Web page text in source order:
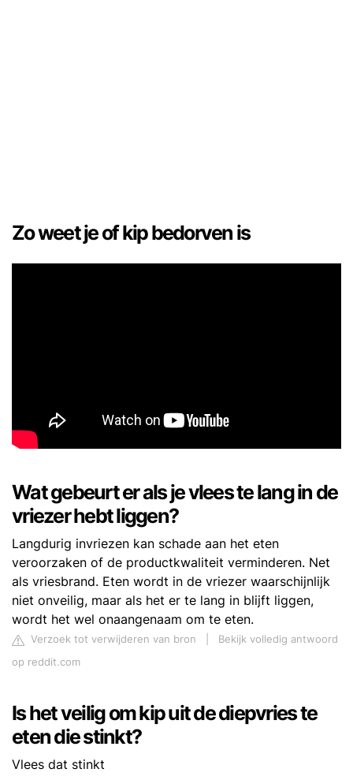
Zo weet je of kip bedorven is
Wat gebeurt er als je vlees te lang in de
vriezer hebt liggen?
Langdurig invriezen kan schade aan het eten
veroorzaken of de productkwaliteit verminderen. Net
als vriesbrand. Eten wordt in de vriezer waarschijnlijk
niet onveilig, maar als het er te lang in blijft liggen,
wordt het wel onaangenaam om te eten.
Verzoek tot verwijderen van bron
Bekijk volledig antwoord
op reddit.com
Is het veilig om kip uit de diepvries te
eten die stinkt?
Vlees dat stinkt